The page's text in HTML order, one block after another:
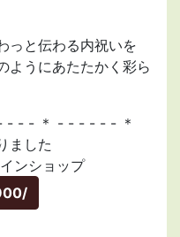
っと伝わる内祝いを
ようにあたたかく彩ら
- - - ＊ - - - - - - ＊
ました
ンショップ